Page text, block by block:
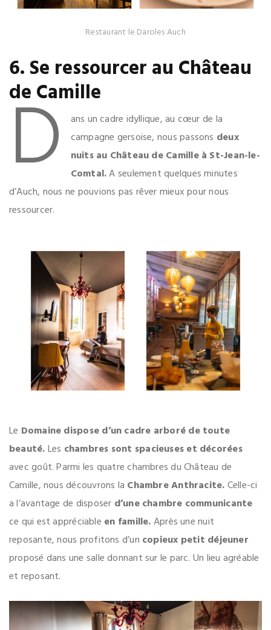
Restaurant le Daroles Auch
6. Se ressourcer au Château
de Camille
D ans un cadre idyllique, au cœur de la
campagne gersoise, nous passons deux
nuits au Château de Camille à St-Jean-le-
Comtal.A seulement quelques minutes
d’Auch, nous ne pouvions pas rêver mieux pour nous
ressourcer.
Le Domaine dispose d’un cadre arboré de toute
beauté.Les chambres sont spacieuses et décorées
avec goût. Parmi les quatre chambres du Château de
Camille, nous découvrons la Chambre Anthracite.Celle-ci
a l’avantage de disposer d’une chambre communicante
ce qui est appréciable en famille.Après une nuit
reposante, nous profitons d’un copieux petit déjeuner
proposé dans une salle donnant sur le parc. Un lieu agréable
et reposant.